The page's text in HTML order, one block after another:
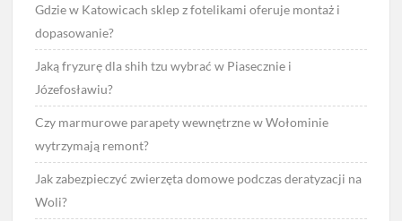
Gdzie w Katowicach sklep z fotelikami oferuje montaż i
dopasowanie?
Jaką fryzurę dla shih tzu wybrać w Piasecznie i
Józefosławiu?
Czy marmurowe parapety wewnętrzne w Wołominie
wytrzymają remont?
Jak zabezpieczyć zwierzęta domowe podczas deratyzacji na
Woli?